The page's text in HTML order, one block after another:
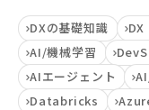
DXの基礎知識
AI/機械学習
AIエージェント
Databricks